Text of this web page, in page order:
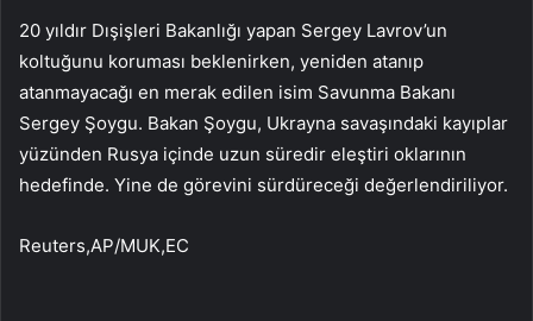
20 yıldır Dışişleri Bakanlığı yapan Sergey Lavrov’un
koltuğunu koruması beklenirken, yeniden atanıp
atanmayacağı en merak edilen isim Savunma Bakanı
Sergey Şoygu. Bakan Şoygu, Ukrayna savaşındaki kayıplar
yüzünden Rusya içinde uzun süredir eleştiri oklarının
hedefinde. Yine de görevini sürdüreceği değerlendiriliyor.
Reuters,AP/MUK,EC